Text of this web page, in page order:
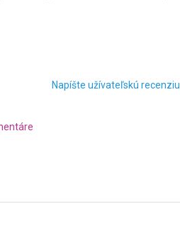
Napíšte užívateľskú recenziu